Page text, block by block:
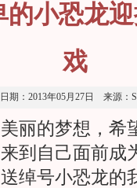
小恐龙迎
戏
期：2013年05月27日 来源
丽的梦想，希
到自己面前成
绰号小恐龙的